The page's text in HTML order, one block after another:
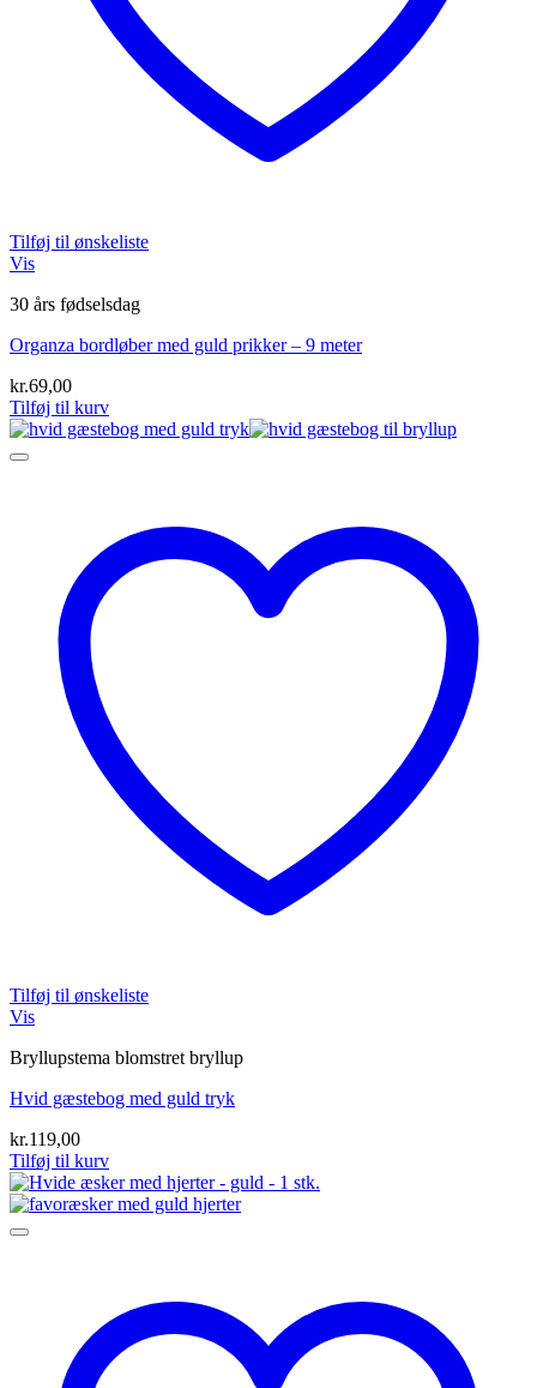
Tilføj til ønskeliste
Vis
30 års fødselsdag
Organza bordløber med guld prikker – 9 meter
kr.69,00
Tilføj til kurv
Tilføj til ønskeliste
Vis
Bryllupstema blomstret bryllup
Hvid gæstebog med guld tryk
kr.119,00
Tilføj til kurv